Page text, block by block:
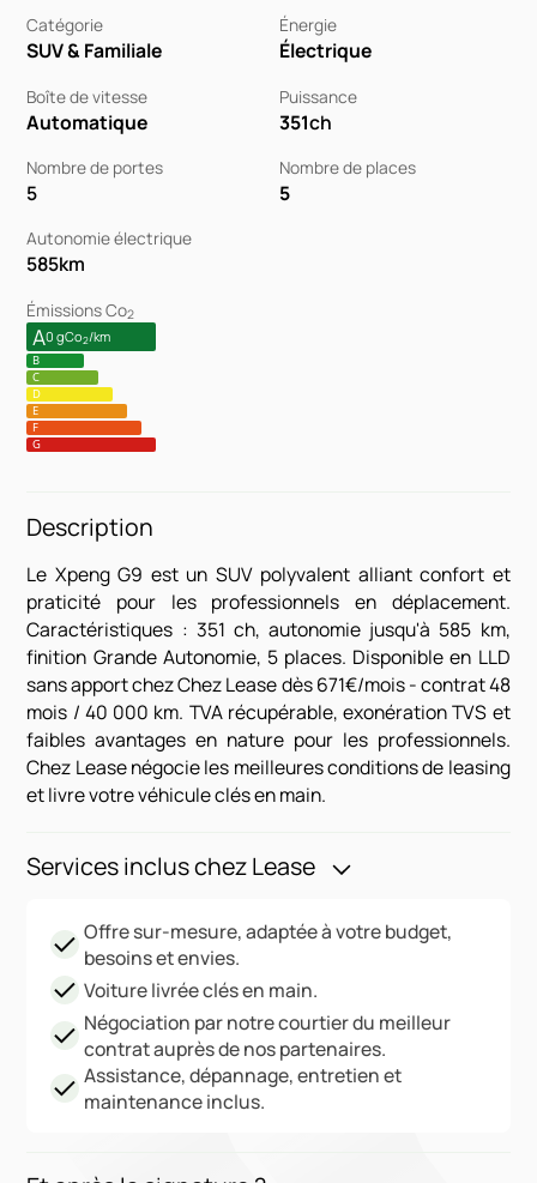
Catégorie
SUV & Familiale
Énergie
Électrique
Boîte de vitesse
Automatique
Puissance
351ch
Nombre de portes
5
Nombre de places
5
Autonomie électrique
585km
Émissions Co2
A0 gCo2/km
B
C
D
E
F
G
Description
Le Xpeng G9 est un SUV polyvalent alliant confort et
praticité pour les professionnels en déplacement.
Caractéristiques : 351 ch, autonomie jusqu'à 585 km,
finition Grande Autonomie, 5 places. Disponible en LLD
sans apport chez Chez Lease dès 671€/mois - contrat 48
mois / 40 000 km. TVA récupérable, exonération TVS et
faibles avantages en nature pour les professionnels.
Chez Lease négocie les meilleures conditions de leasing
et livre votre véhicule clés en main.
Services inclus chez Lease
Offre sur-mesure, adaptée à votre budget,
besoins et envies.
Voiture livrée clés en main.
Négociation par notre courtier du meilleur
contrat auprès de nos partenaires.
Assistance, dépannage, entretien et
maintenance inclus.